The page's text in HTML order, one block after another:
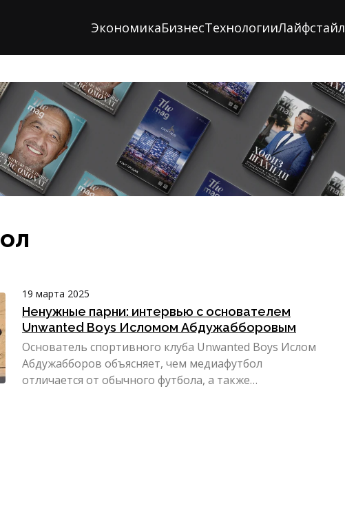
ЭкономикаБизнесТехнологииЛайфстайл
19 марта 2025
Ненужные парни: интервью с основателем
Unwanted Boys Исломом Абдужабборовым
Основатель спортивного клуба Unwanted Boys Ислом
Абдужабборов объясняет, чем медиафутбол
отличается от обычного футбола, а также